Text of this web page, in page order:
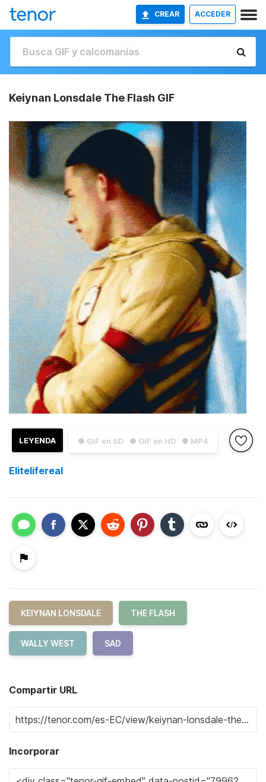
CREAR ACCEDER
Keiynan Lonsdale The Flash GIF
● GIF en SD ● GIF en HD ● MP4
LEYENDA
Elitelifereal
KEIYNAN LONSDALE THE FLASH
WALLY WEST SAD
Compartir URL
Incorporar